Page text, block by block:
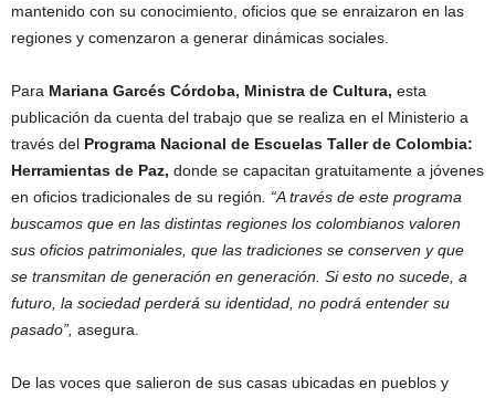
mantenido con su conocimiento, oficios que se enraizaron en las
regiones y comenzaron a generar dinámicas sociales.
Para Mariana Garcés Córdoba, Ministra de Cultura, esta
publicación da cuenta del trabajo que se realiza en el Ministerio a
través del Programa Nacional de Escuelas Taller de Colombia:
Herramientas de Paz, donde se capacitan gratuitamente a jóvenes
en oficios tradicionales de su región
“A través de este programa
buscamos que en las distintas regiones los colombianos valoren
sus oficios patrimoniales, que las tradiciones se conserven y que
se transmitan de generación en generación. Si esto no sucede, a
futuro, la sociedad perderá su identidad, no podrá entender su
pasado”, asegura.
De las voces que salieron de sus casas ubicadas en pueblos y